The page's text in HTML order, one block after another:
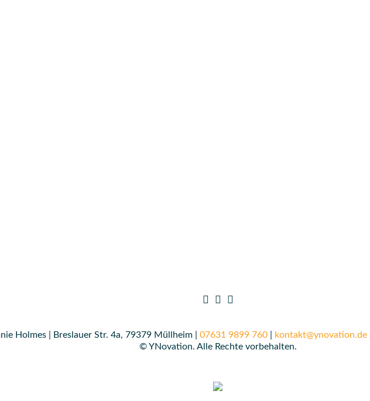
Holmes | Breslauer Str. 4a, 79379 Müllheim | 07631 9899 760| kontakt@ynovation.de|
© YNovation. Alle Rechte vorbehalten.